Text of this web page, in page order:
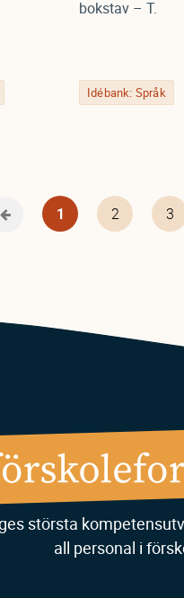
bokstav – T.
Idébank: Språk
FöregåendeNuvarande
sida
1 Page
2 3
största
all personal i